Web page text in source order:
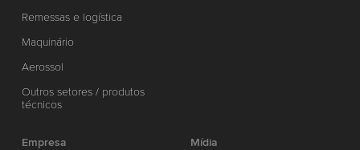
Remessas e logística
Maquinário
Aerossol
Outros setores / produtos
técnicos
Empresa
Mídia